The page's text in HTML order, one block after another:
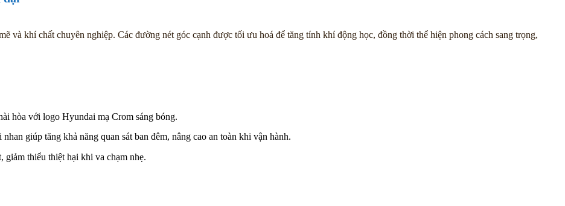
và khí chất chuyên nghiệp. Các đường nét góc cạnh được tối ưu hoá để tăng tính khí động học, đồng thời thể hiện phong cách sang trọng,
hòa với logo Hyundai mạ Crom sáng bóng.
giúp tăng khả năng quan sát ban đêm, nâng cao an toàn khi vận hành.
thiểu thiệt hại khi va chạm nhẹ.